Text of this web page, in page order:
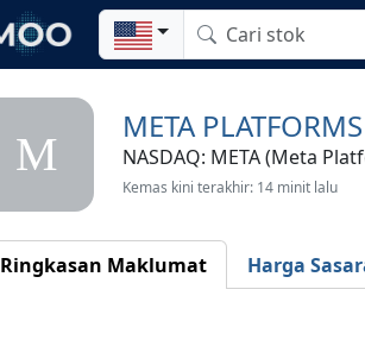
M
META
NASDAQ: META (Meta
Kemas kini terakhir: 14 minit lalu
Ringkasan Maklumat Harga